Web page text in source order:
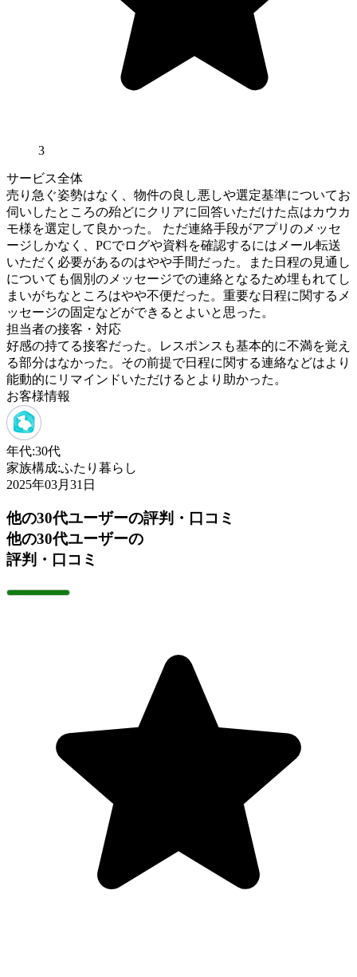
3
サービス全体
売り急ぐ姿勢はなく、物件の良し悪しや選定基準についてお
伺いしたところの殆どにクリアに回答いただけた点はカウカ
モ様を選定して良かった。 ただ連絡手段がアプリのメッセ
ージしかなく、PCでログや資料を確認するにはメール転送
いただく必要があるのはやや手間だった。また日程の見通し
についても個別のメッセージでの連絡となるため埋もれてし
まいがちなところはやや不便だった。重要な日程に関するメ
ッセージの固定などができるとよいと思った。
担当者の接客・対応
好感の持てる接客だった。レスポンスも基本的に不満を覚え
る部分はなかった。その前提で日程に関する連絡などはより
能動的にリマインドいただけるとより助かった。
お客様情報
年代:30代
家族構成:ふたり暮らし
2025年03月31日
他の30代ユーザーの評判・口コミ
他の30代ユーザーの
評判・口コミ